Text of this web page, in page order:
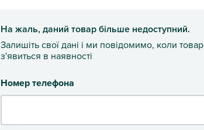
На жаль, даний товар більше недоступний.
Залишіть свої дані і ми повідомимо, коли товар
з'явиться в наявності
Номер телефона